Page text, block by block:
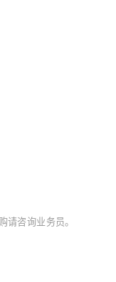
请咨询业务员。